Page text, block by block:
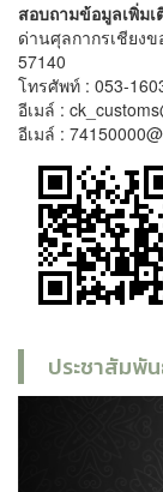
สอบถามข้อมูลเพิ่มเ
ด่านศุลกากรเชียงข
57140
โทรศัพท์ : 053-
อีเมล์ :
อีเมล์ :
ประชาสัมพั